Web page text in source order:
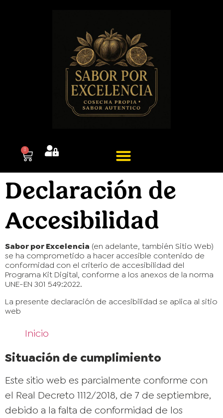
0
Declaración de
Accesibilidad
Sabor por Excelencia (en adelante, también Sitio Web)
se ha comprometido a hacer accesible contenido de
conformidad con el criterio de accesibilidad del
Programa Kit Digital, conforme a los anexos de la norma
UNE-EN 301 549:2022.
La presente declaración de accesibilidad se aplica al sitio
web
Inicio
Situación de cumplimiento
Este sitio web es parcialmente conforme con
el Real Decreto 1112/2018, de 7 de septiembre,
debido a la falta de conformidad de los